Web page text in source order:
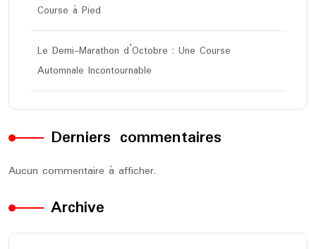
Course à Pied
Le Demi-Marathon d’Octobre : Une Course
Automnale Incontournable
Derniers commentaires
Aucun commentaire à afficher.
Archive